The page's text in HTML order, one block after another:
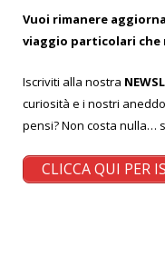
Vuoi rimanere
viaggio particolari che
Iscriviti alla nostra
curiosità e i nostri
pensi? Non costa nulla…
CLICCA QUI PER